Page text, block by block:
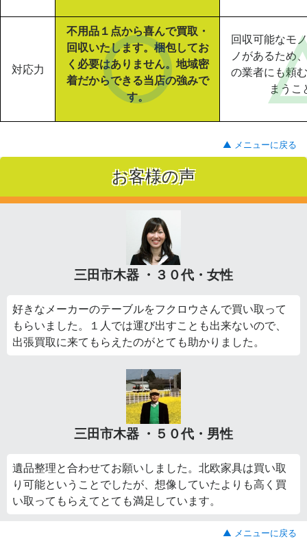
対応力
不用品１点から喜んで買取・
回収いたします。梱包してお
く必要はありません。地域密
着だからできる当店の強みで
す。
回収可能なモ
ノがあるため
の業者にも頼
まうこ
▲ メニューに戻る
お客様の声
三田市木器 ・３０代・女性
好きなメーカーのテーブルをフクロウさんで買い取って
もらいました。１人では運び出すことも出来ないので、
出張買取に来てもらえたのがとても助かりました。
三田市木器 ・５０代・男性
遺品整理と合わせてお願いしました。北欧家具は買い取
り可能ということでしたが、想像していたよりも高く買
い取ってもらえてとても満足しています。
▲ メニューに戻る